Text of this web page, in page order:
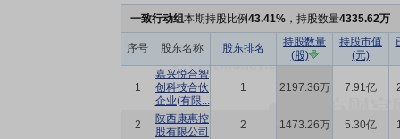
一致行动组本期持股比例43.41% ，持股数量4335.62万
序号 股东名称 股东排名
持股数量
(股)
持股市值
(元)
1
嘉兴悦合智
创科技合伙
企业(有限...
1 2197.36万 7.91亿
2
陕西康惠控
股有限公司
2 1473.26万 5.30亿